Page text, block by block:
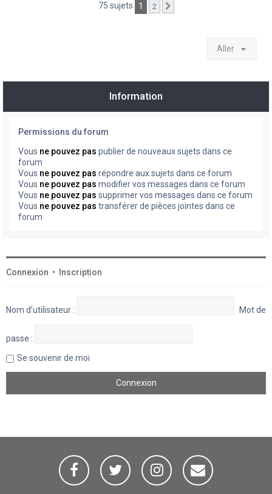
75 sujets 1 2
Aller
Information
Permissions du forum
Vous ne pouvez pas publier de nouveaux sujets dans ce
forum
Vous ne pouvez pas répondre aux sujets dans ce forum
Vous ne pouvez pas modifier vos messages dans ce forum
Vous ne pouvez pas supprimer vos messages dans ce forum
Vous ne pouvez pas transférer de pièces jointes dans ce
forum
Connexion • Inscription
Nom d’utilisateur : Mot de
passe :
Se souvenir de moi